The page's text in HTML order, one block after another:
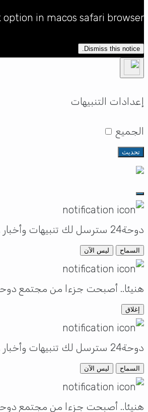
option in macos safari browser
Dismiss this notice.
إعدادات التنبيهات
الجميع
تحديث
دوحة24 سترسل لك تنبيهات وأخبار عاجلة لحظة وقوعها
السماح ليس الآن
هنيئا.. أصبحت جزءا من مجتمع
إغلاق
دوحة24 سترسل لك تنبيهات وأخبار عاجلة لحظة وقوعها
السماح ليس الآن
هنيئا.. أصبحت جزءا من مجتمع